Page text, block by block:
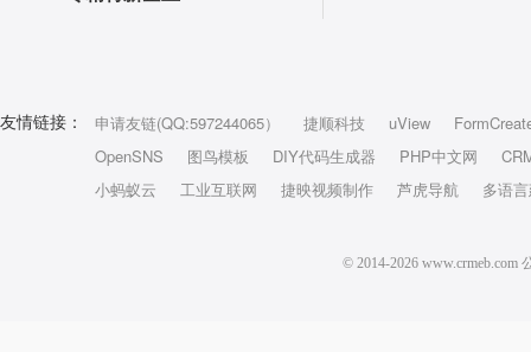
友情链接： 申请友链(QQ:597244065） 捷顺科技 uView
OpenSNS
图鸟模板 DIY代码生成器 PHP中文网
小蚂蚁云
工业互联网 捷映视频制作 芦虎导航 多语
© 2014-2026